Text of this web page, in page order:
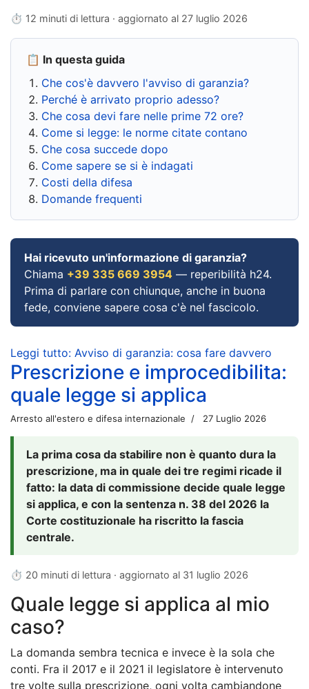
⏱ 12 minuti di lettura · aggiornato al 27 luglio 2026
📋 In questa guida
Che cos'è davvero l'avviso di garanzia?
Perché è arrivato proprio adesso?
Che cosa devi fare nelle prime 72 ore?
Come si legge: le norme citate contano
Che cosa succede dopo
Come sapere se si è indagati
Costi della difesa
Domande frequenti
Hai ricevuto un'informazione di garanzia?
Chiama +39 335 669 3954 — reperibilità h24.
Prima di parlare con chiunque, anche in buona
fede, conviene sapere cosa c'è nel fascicolo.
Leggi tutto: Avviso di garanzia: cosa fare davvero
Prescrizione e improcedibilita:
quale legge si applica
Arresto all'estero e difesa internazionale 27 Luglio 2026
La prima cosa da stabilire non è quanto dura la
prescrizione, ma in quale dei tre regimi ricade il
fatto: la data di commissione decide quale legge
si applica, e con la sentenza n. 38 del 2026 la
Corte costituzionale ha riscritto la fascia
centrale.
⏱ 20 minuti di lettura · aggiornato al 31 luglio 2026
Quale legge si applica al mio
caso?
La domanda sembra tecnica e invece è la sola che
conti. Fra il 2017 e il 2021 il legislatore è intervenuto
tre volte sulla prescrizione, ogni volta cambiandone